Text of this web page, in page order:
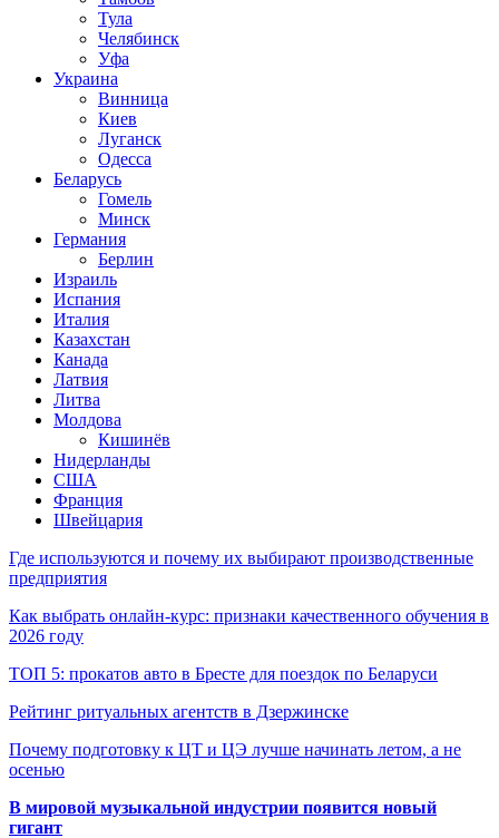
Тула
Челябинск
Уфа
Украина
Винница
Киев
Луганск
Одесса
Беларусь
Гомель
Минск
Германия
Берлин
Израиль
Испания
Италия
Казахстан
Канада
Латвия
Литва
Молдова
Кишинёв
Нидерланды
США
Франция
Швейцария
Где используются и почему их выбирают производственные
предприятия
Как выбрать онлайн-курс: признаки качественного обучения в
2026 году
ТОП 5: прокатов авто в Бресте для поездок по Беларуси
Рейтинг ритуальных агентств в Дзержинске
Почему подготовку к ЦТ и ЦЭ лучше начинать летом, а не
осенью
В мировой музыкальной индустрии появится новый
гигант